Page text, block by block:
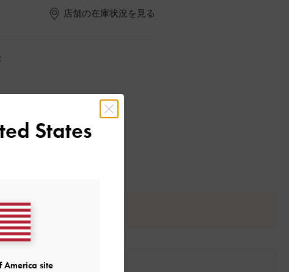
店舗の在庫状況を見る
States
America site